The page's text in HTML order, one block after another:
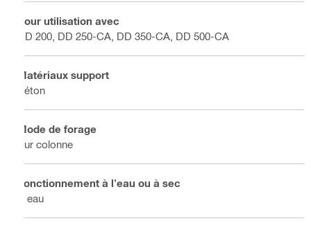
Pour utilisation avec
DD 200, DD 250-CA, DD 350-CA, DD 500-CA
Matériaux support
Béton
Mode de forage
Sur colonne
Fonctionnement à l'eau ou à sec
À eau